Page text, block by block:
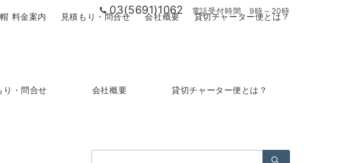
03(5691)1062 電話受付時間 9時～20時
り・問合せ 会社概要 貸切チャーター便とは？
料金案内 見積もり・問合せ 会社概要 貸切チャーター便とは？